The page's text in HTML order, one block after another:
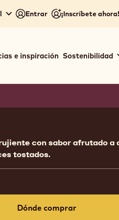
Entrar ¡Inscríbete ahora!
e inspiración Sostenibilidad
con sabor afrutado a
tostados.
Dónde comprar